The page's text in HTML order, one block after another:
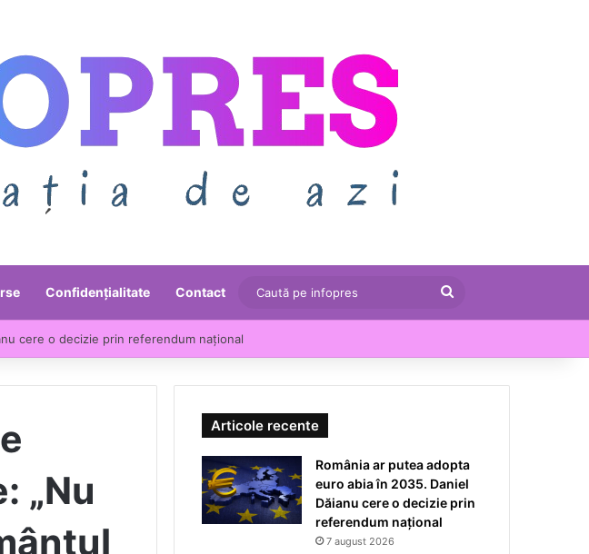
Confidențialitate Contact
Caută
pe
infopres
producției industriale au crescut cu 13,5% într-un an
„Nu
Articole recente
România ar putea adopta
euro abia în 2035. Daniel
Dăianu cere o decizie prin
referendum național
7 august 2026